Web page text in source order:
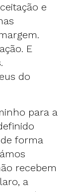
e
E
do
para a
forma
recebem
a